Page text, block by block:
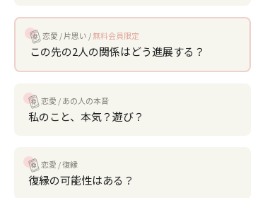
恋愛 片思い 無料会員限定
この先の2人の関係はどう進展する？
恋愛 あの人の本音
私のこと、本気？遊び？
恋愛 復縁
復縁の可能性はある？